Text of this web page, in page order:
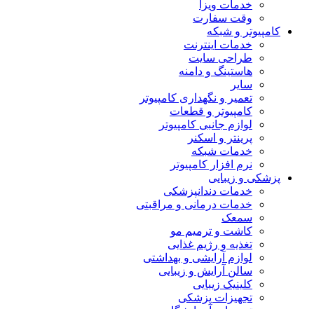
خدمات ویزا
وقت سفارت
کامپیوتر و شبکه
خدمات اینترنت
طراحی سایت
هاستینگ و دامنه
سایر
تعمیر و نگهداری کامپیوتر
کامپیوتر و قطعات
لوازم جانبی کامپیوتر
پرینتر و اسکنر
خدمات شبکه
نرم افزار کامپیوتر
پزشکی و زیبایی
خدمات دندانپزشکی
خدمات درمانی و مراقبتی
سمعک
کاشت و ترمیم مو
تغذیه و رژیم غذایی
لوازم آرایشی و بهداشتی
سالن آرایش و زیبایی
کلینیک زیبایی
تجهیزات پزشکی